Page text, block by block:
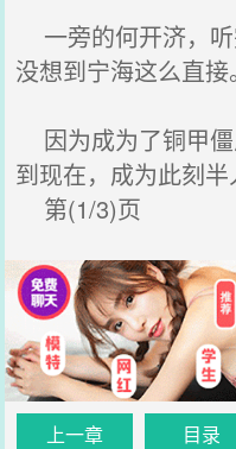
一旁的何开济，听
没想到宁海这么直接。
因为成为了铜甲
到现在，成为此刻半
第(1/3)页
上一章 目录